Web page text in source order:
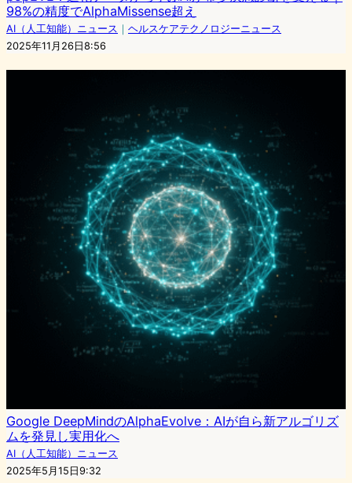
98%の精度でAlphaMissense超え
AI（人工知能）ニュース ｜ ヘルスケアテクノロジーニュース
2025年11月26日8:56
Google DeepMindのAlphaEvolve：AIが自ら新アルゴリズ
ムを発見し実用化へ
AI（人工知能）ニュース
2025年5月15日9:32